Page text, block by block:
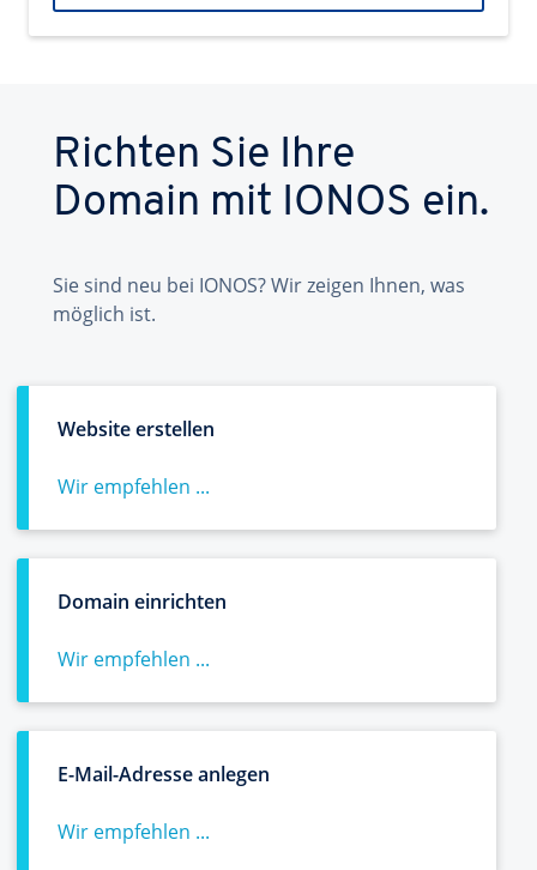
Richten Sie Ihre
Domain mit IONOS ein.
Sie sind neu bei IONOS? Wir zeigen Ihnen, was
möglich ist.
Website erstellen
Wir empfehlen ...
Domain einrichten
Wir empfehlen ...
E-Mail-Adresse anlegen
Wir empfehlen ...